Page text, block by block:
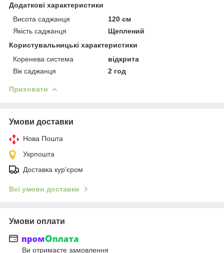
Додаткові характеристики
Висота саджанця
120 см
Якість саджанця
Щеплений
Користувальницькі характеристики
Коренева система
відкрита
Вік саджанця
2 год
Приховати
Умови доставки
Нова Пошта
Укрпошта
Доставка кур'єром
Всі умови доставки
Умови оплати
Ви отримаєте замовлення